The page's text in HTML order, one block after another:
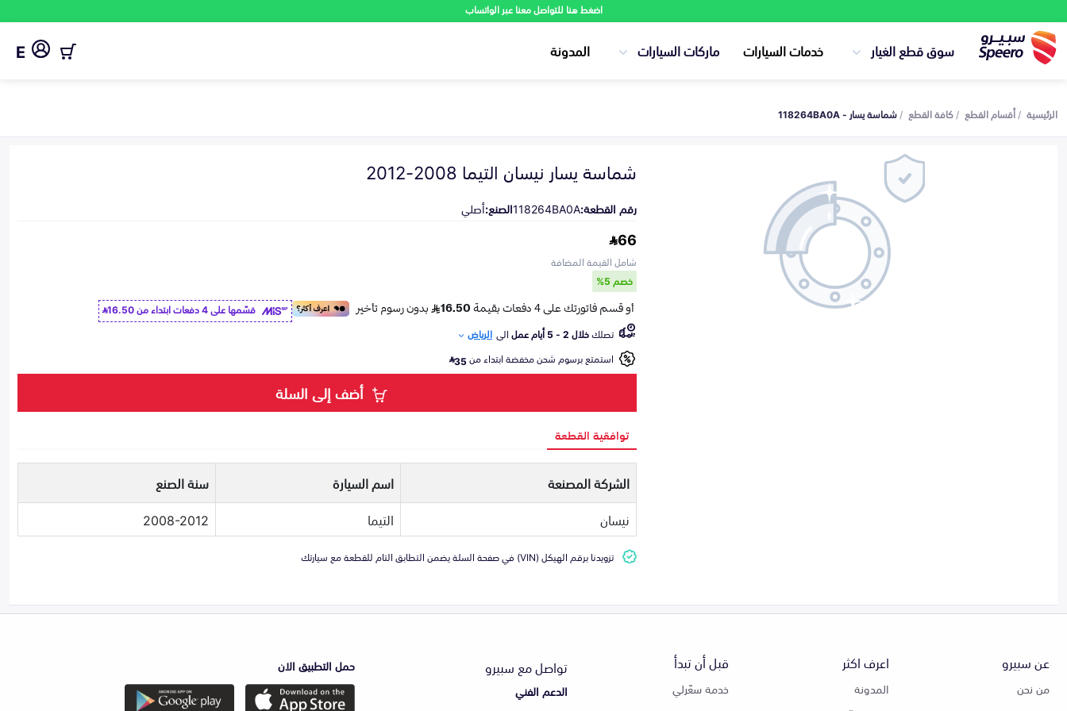
اضغط هنا للتواصل معنا عبر الواتساب
سوق قطع الغيار خدمات السيارات ماركات السيارات المدونة E
الرئيسية أقسام القطع كافة القطع شماسة يسار - 118264BA0A
شماسة يسار نيسان التيما 2008-2012
رقم القطعة:118264BA0Aالصنع:أصلي
66
شامل القيمة المضافة
خصم 5%
قسّمها على 4 دفعات ابتداء من
16.50
تصلكخلال 2 - 5 أيام عمل الى الرياض
استمتع برسوم شحن مخفضة ابتداء من35
أضف إلى السلة
توافقية القطعة
الشركة المصنعة اسم السيارة
سنة الصنع
نيسان
التيما 2008-2012
تزويدنا برقم الهيكل (VIN) في صفحة السلة يضمن التطابق التام للقطعة مع سيارتك
عن سبيرو
من نحن
اعرف اكثر
المدونة
قبل أن تبدأ
خدمة سعّرلي
تواصل مع سبيرو
الدعم الفني
حمل التطبيق الان